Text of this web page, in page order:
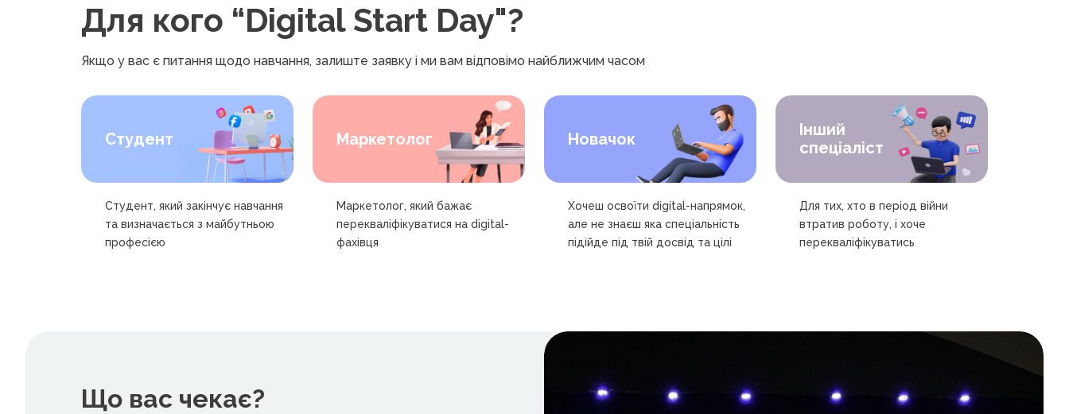
Для кого “Digital Start Day"?
Якщо у вас є питання щодо навчання, залиште заявку і ми вам відповімо найближчим часом
Студент
Студент, який закінчує навчання
та визначається з майбутньою
професією
Маркетолог
Маркетолог, який бажає
перекваліфікуватися на digital-
фахівця
Новачок
Хочеш освоїти digital-напрямок,
але не знаєш яка спеціальність
підійде під твій досвід та цілі
Інший
спеціаліст
Для тих, хто в період війни
втратив роботу, і хоче
перекваліфікуватись
Що вас чекає?